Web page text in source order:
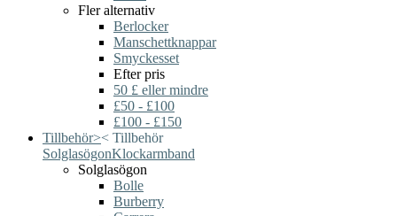
Fler alternativ
Berlocker
Manschettknappar
Smyckesset
Efter pris
50 £ eller mindre
£50 - £100
£100 - £150
Tillbehör>< Tillbehör
SolglasögonKlockarmband
Solglasögon
Bolle
Burberry